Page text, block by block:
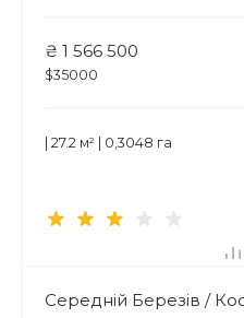
₴ 1 566 500
$35000
| 27.2 м² | 0,3048 га
Середній Березів /